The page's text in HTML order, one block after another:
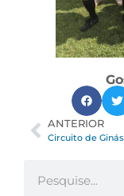
ANTERIOR